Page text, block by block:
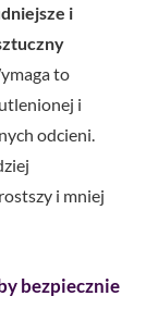
i
to
i
odcieni.
i mniej
bezpiecznie